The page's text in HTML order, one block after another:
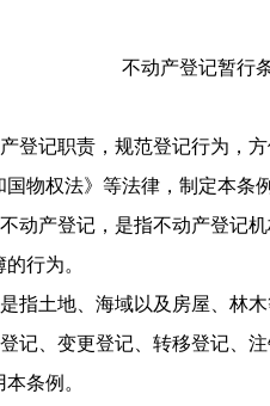
不动产登记暂行
登记职责，规范登记行为，
物权法》等法律，制定本条
动产登记，是指不动产登记
行为。
指土地、海域以及房屋、林
记、变更登记、转移登记、
条例。